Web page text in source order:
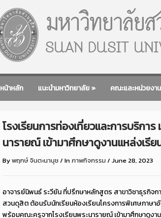
หน้าหลัก แนะนำมหาวิทยาลัย» คณะและหน่วยงาน
โรงเรียนการท่องเที่ยวและการบริก
นารายณ์ เข้ามาศึกษาดูงานแหล่งเรี
Byพฤกษ์ จินตะนานุช / Inภาพกิจกรรม / June 28, 2023
อาจารย์นิพนธ์ ระวียัน ที่ปรึกษาหลักสูตร สาขาวิชาธุรกิจ
สวนดุสิต ต้อนรับนักเรียนห้องเรียนโครงการพิเศษภาษา
พร้อมคณะครูจากโรงเรียนพระนารายณ์ เข้ามาศึกษาดูง